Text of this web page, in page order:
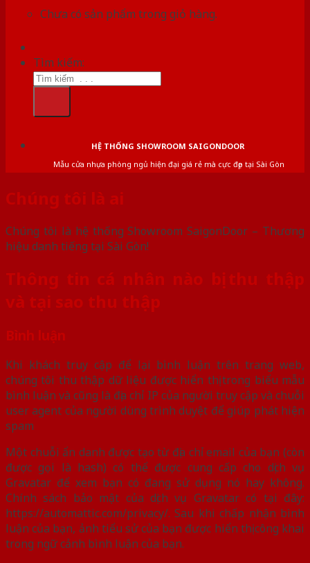
Chưa có sản phẩm trong giỏ hàng.
Tìm kiếm:
HỆ THỐNG SHOWROOM SAIGONDOOR
Mẫu cửa nhựa phòng ngủ hiện đại giá rẻ mà cực đẹp tại Sài Gòn
Chúng tôi là ai
Chúng tôi là hệ thống Showroom SaigonDoor – Thương
hiệu danh tiếng tại Sài Gòn!
Thông tin cá nhân nào bị thu thập
và tại sao thu thập
Bình luận
Khi khách truy cập để lại bình luận trên trang web,
chúng tôi thu thập dữ liệu được hiển thị trong biểu mẫu
bình luận và cũng là địa chỉ IP của người truy cập và chuỗi
user agent của người dùng trình duyệt để giúp phát hiện
spam
Một chuỗi ẩn danh được tạo từ địa chỉ email của bạn (còn
được gọi là hash) có thể được cung cấp cho dịch vụ
Gravatar để xem bạn có đang sử dụng nó hay không.
Chính sách bảo mật của dịch vụ Gravatar có tại đây:
https://automattic.com/privacy/. Sau khi chấp nhận bình
luận của bạn, ảnh tiểu sử của bạn được hiển thị công khai
trong ngữ cảnh bình luận của bạn.